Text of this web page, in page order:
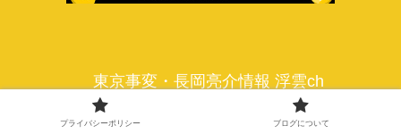
東京事変・長岡亮介情報 浮雲ch
プライバシーポリシー ブログについて
プライバシーポリシー ブログについて